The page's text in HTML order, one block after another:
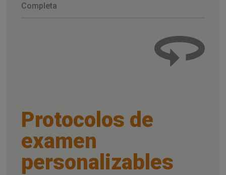
Completa
Protocolos de
examen
personalizables